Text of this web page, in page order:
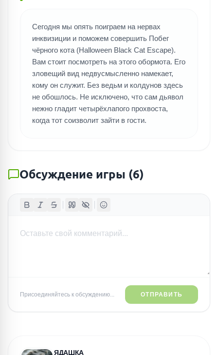
Сегодня мы опять поиграем на нервах
инквизиции и поможем совершить Побег
чёрного кота (Halloween Black Cat Escape).
Вам стоит посмотреть на этого обормота. Его
зловещий вид недвусмысленно намекает,
кому он служит. Без ведьм и колдунов здесь
не обошлось. Не исключено, что сам дьявол
нежно гладит четырёхлапого прохвоста,
когда тот соизволит зайти в гости.
Обсуждение игры (6)
Присоединяйтесь к обсуждению... ОТПРАВИТЬ
ЯДАШКА